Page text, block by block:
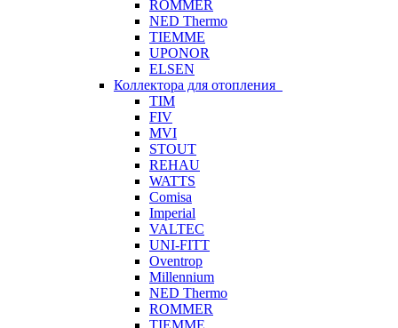
ROMMER
NED Thermo
TIEMME
UPONOR
ELSEN
Коллектора для отопления
TIM
FIV
MVI
STOUT
REHAU
WATTS
Comisa
Imperial
VALTEC
UNI-FITT
Oventrop
Millennium
NED Thermo
ROMMER
TIEMME